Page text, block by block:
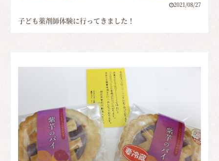
2021/08/27
子ども薬剤師体験に行ってきました！